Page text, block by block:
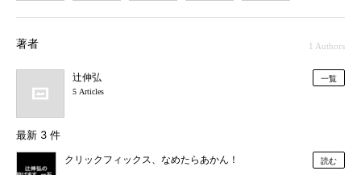
著者 1 Authors
辻伸弘
5 Articles
一覧
最新 3 件
クリックフィックス、なめたらあかん！ 読む